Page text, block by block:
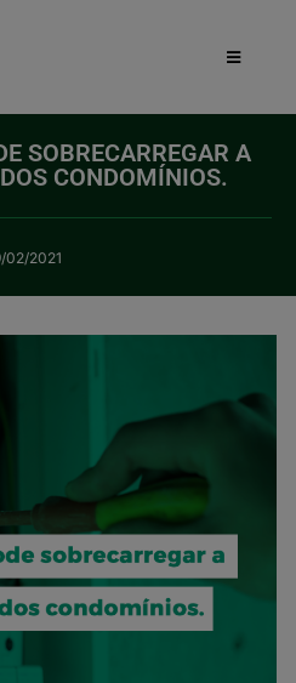
SOBRECARREGAR A
CONDOMÍNIOS.
02/2021